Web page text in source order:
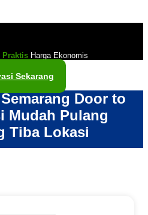
Praktis Harga Ekonomis
Sekarang
Door to
Mudah Pulang
Tiba Lokasi